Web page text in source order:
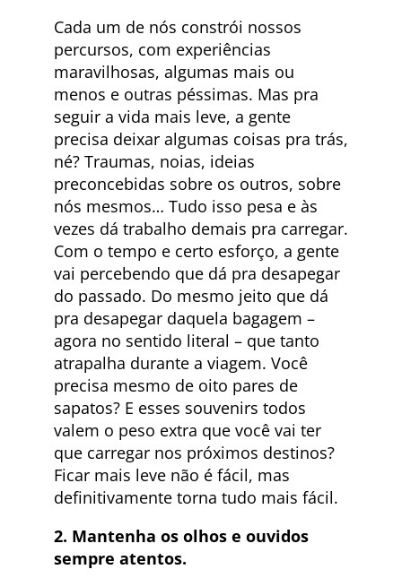
Cada um de nós constrói nossos
percursos, com experiências
maravilhosas, algumas mais ou
menos e outras péssimas. Mas pra
seguir a vida mais leve, a gente
precisa deixar algumas coisas pra trás,
né? Traumas, noias, ideias
preconcebidas sobre os outros, sobre
nós mesmos… Tudo isso pesa e às
vezes dá trabalho demais pra carregar.
Com o tempo e certo esforço, a gente
vai percebendo que dá pra desapegar
do passado. Do mesmo jeito que dá
pra desapegar daquela bagagem –
agora no sentido literal – que tanto
atrapalha durante a viagem. Você
precisa mesmo de oito pares de
sapatos? E esses souvenirs todos
valem o peso extra que você vai ter
que carregar nos próximos destinos?
Ficar mais leve não é fácil, mas
definitivamente torna tudo mais fácil.
2. Mantenha os olhos e ouvidos
sempre atentos.